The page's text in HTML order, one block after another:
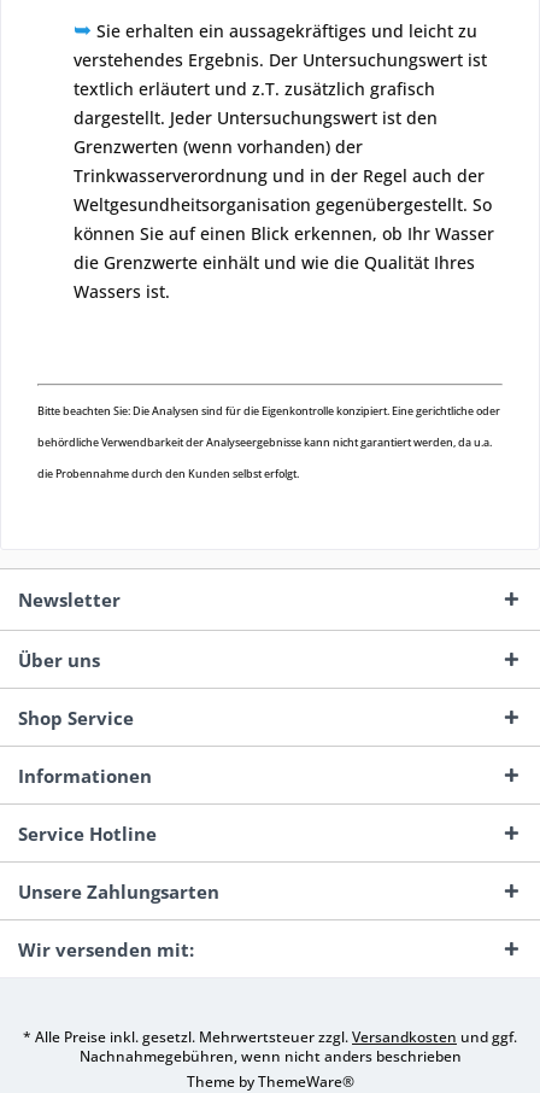
➥ Sie erhalten ein aussagekräftiges und leicht zu
verstehendes Ergebnis. Der Untersuchungswert ist
textlich erläutert und z.T. zusätzlich grafisch
dargestellt. Jeder Untersuchungswert ist den
Grenzwerten (wenn vorhanden) der
Trinkwasserverordnung und in der Regel auch der
Weltgesundheitsorganisation gegenübergestellt. So
können Sie auf einen Blick erkennen, ob Ihr Wasser
die Grenzwerte einhält und wie die Qualität Ihres
Wassers ist.
Bitte beachten Sie: Die Analysen sind für die Eigenkontrolle konzipiert. Eine gerichtliche oder
behördliche Verwendbarkeit der Analyseergebnisse kann nicht garantiert werden, da u.a.
die Probennahme durch den Kunden selbst erfolgt.
Newsletter
Über uns
Shop Service
Informationen
Service Hotline
Unsere Zahlungsarten
Wir versenden mit:
* Alle Preise inkl. gesetzl. Mehrwertsteuer zzgl.Versandkosten und ggf.
Nachnahmegebühren, wenn nicht anders beschrieben
Theme byThemeWare®